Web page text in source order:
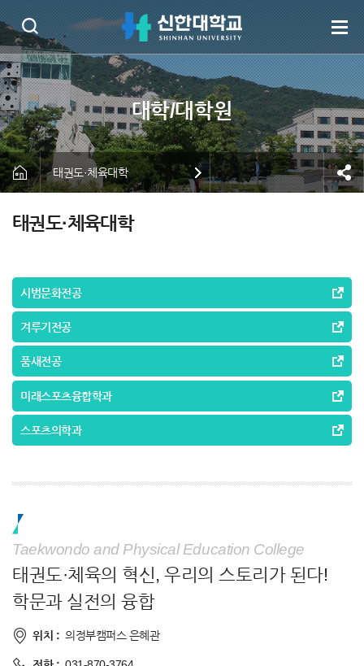
태권도·체육대학
태권도·체육대학
시범문화전공
겨루기전공
품새전공
미래스포츠융합학과
스포츠의학과
Taekwondo and Physical Education College
태권도·체육의 혁신, 우리의 스토리가 된다!
학문과 실전의 융합
위치 : 의정부캠퍼스 은혜관